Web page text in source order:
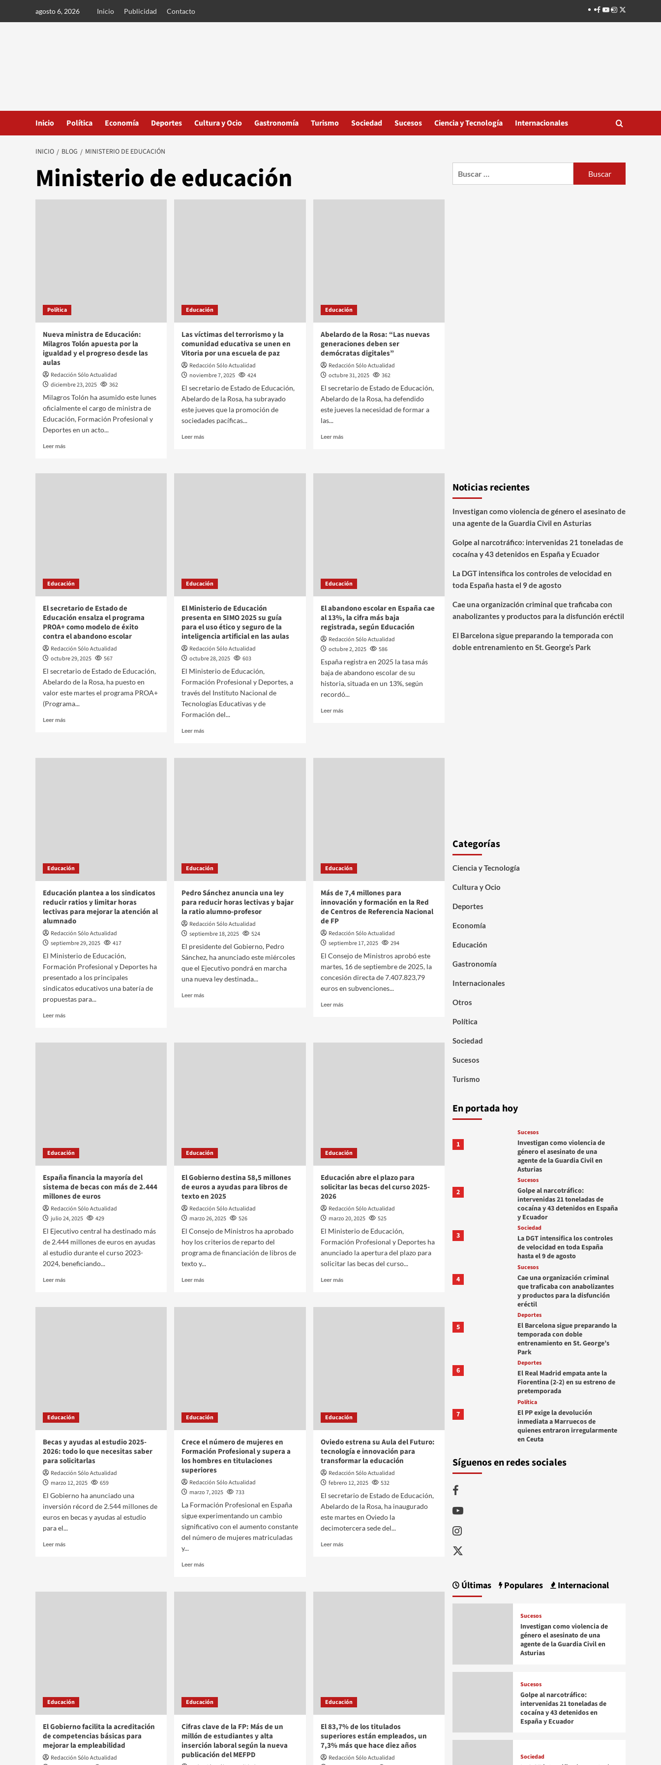
agosto 6, 2026 Inicio Publicidad Contacto Facebook
Youtube
Instagram
Twitter
Inicio Política Economía Deportes Cultura y Ocio Gastronomía Turismo Sociedad Sucesos Ciencia y Tecnología Internacionales
INICIO BLOG MINISTERIO DE EDUCACIÓN
Ministerio de educación
Política
Nueva ministra de Educación:
Milagros Tolón apuesta por la
igualdad y el progreso desde las
aulas
Redacción Sólo Actualidad
diciembre 23, 2025
362
Milagros Tolón ha asumido este lunes
oficialmente el cargo de ministra de
Educación, Formación Profesional y
Deportes en un acto...
Leer más
Educación
Las víctimas del terrorismo y la
comunidad educativa se unen en
Vitoria por una escuela de paz
Redacción Sólo Actualidad
noviembre 7, 2025
424
El secretario de Estado de Educación,
Abelardo de la Rosa, ha subrayado
este jueves que la promoción de
sociedades pacíficas...
Leer más
Educación
Abelardo de la Rosa: “Las nuevas
generaciones deben ser
demócratas digitales”
Redacción Sólo Actualidad
octubre 31, 2025
362
El secretario de Estado de Educación,
Abelardo de la Rosa, ha defendido
este jueves la necesidad de formar a
las...
Leer más
Educación
El secretario de Estado de
Educación ensalza el programa
PROA+ como modelo de éxito
contra el abandono escolar
Redacción Sólo Actualidad
octubre 29, 2025
567
El secretario de Estado de Educación,
Abelardo de la Rosa, ha puesto en
valor este martes el programa PROA+
(Programa...
Leer más
Educación
El Ministerio de Educación
presenta en SIMO 2025 su guía
para el uso ético y seguro de la
inteligencia artificial en las aulas
Redacción Sólo Actualidad
octubre 28, 2025
603
El Ministerio de Educación,
Formación Profesional y Deportes, a
través del Instituto Nacional de
Tecnologías Educativas y de
Formación del...
Leer más
Educación
El abandono escolar en España cae
al 13%, la cifra más baja
registrada, según Educación
Redacción Sólo Actualidad
octubre 2, 2025
586
España registra en 2025 la tasa más
baja de abandono escolar de su
historia, situada en un 13%, según
recordó...
Leer más
Educación
Educación plantea a los sindicatos
reducir ratios y limitar horas
lectivas para mejorar la atención al
alumnado
Redacción Sólo Actualidad
septiembre 29, 2025
417
El Ministerio de Educación,
Formación Profesional y Deportes ha
presentado a los principales
sindicatos educativos una batería de
propuestas para...
Leer más
Educación
Pedro Sánchez anuncia una ley
para reducir horas lectivas y bajar
la ratio alumno-profesor
Redacción Sólo Actualidad
septiembre 18, 2025
524
El presidente del Gobierno, Pedro
Sánchez, ha anunciado este miércoles
que el Ejecutivo pondrá en marcha
una nueva ley destinada...
Leer más
Educación
Más de 7,4 millones para
innovación y formación en la Red
de Centros de Referencia Nacional
de FP
Redacción Sólo Actualidad
septiembre 17, 2025
294
El Consejo de Ministros aprobó este
martes, 16 de septiembre de 2025, la
concesión directa de 7.407.823,79
euros en subvenciones...
Leer más
Educación
España financia la mayoría del
sistema de becas con más de 2.444
millones de euros
Redacción Sólo Actualidad
julio 24, 2025
429
El Ejecutivo central ha destinado más
de 2.444 millones de euros en ayudas
al estudio durante el curso 2023-
2024, beneficiando...
Leer más
Educación
El Gobierno destina 58,5 millones
de euros a ayudas para libros de
texto en 2025
Redacción Sólo Actualidad
marzo 26, 2025
526
El Consejo de Ministros ha aprobado
hoy los criterios de reparto del
programa de financiación de libros de
texto y...
Leer más
Educación
Educación abre el plazo para
solicitar las becas del curso 2025-
2026
Redacción Sólo Actualidad
marzo 20, 2025
525
El Ministerio de Educación,
Formación Profesional y Deportes ha
anunciado la apertura del plazo para
solicitar las becas del curso...
Leer más
Educación
Becas y ayudas al estudio 2025-
2026: todo lo que necesitas saber
para solicitarlas
Redacción Sólo Actualidad
marzo 12, 2025
659
El Gobierno ha anunciado una
inversión récord de 2.544 millones de
euros en becas y ayudas al estudio
para el...
Leer más
Educación
Crece el número de mujeres en
Formación Profesional y supera a
los hombres en titulaciones
superiores
Redacción Sólo Actualidad
marzo 7, 2025
733
La Formación Profesional en España
sigue experimentando un cambio
significativo con el aumento constante
del número de mujeres matriculadas
y...
Leer más
Educación
Oviedo estrena su Aula del Futuro:
tecnología e innovación para
transformar la educación
Redacción Sólo Actualidad
febrero 12, 2025
532
El secretario de Estado de Educación,
Abelardo de la Rosa, ha inaugurado
este martes en Oviedo la
decimotercera sede del...
Leer más
Educación
El Gobierno facilita la acreditación
de competencias básicas para
mejorar la empleabilidad
Redacción Sólo Actualidad
Educación
Cifras clave de la FP: Más de un
millón de estudiantes y alta
inserción laboral según la nueva
publicación del MEFPD
Educación
El 83,7% de los titulados
superiores están empleados, un
7,3% más que hace diez años
Redacción Sólo Actualidad
Noticias recientes
Investigan como violencia de género el asesinato de
una agente de la Guardia Civil en Asturias
Golpe al narcotráfico: intervenidas 21 toneladas de
cocaína y 43 detenidos en España y Ecuador
La DGT intensifica los controles de velocidad en
toda España hasta el 9 de agosto
Cae una organización criminal que traficaba con
anabolizantes y productos para la disfunción eréctil
El Barcelona sigue preparando la temporada con
doble entrenamiento en St. George’s Park
Categorías
Ciencia y Tecnología
Cultura y Ocio
Deportes
Economía
Educación
Gastronomía
Internacionales
Otros
Política
Sociedad
Sucesos
Turismo
En portada hoy
1
Sucesos
Investigan como violencia de
género el asesinato de una
agente de la Guardia Civil en
Asturias
2
Sucesos
Golpe al narcotráfico:
intervenidas 21 toneladas de
cocaína y 43 detenidos en España
y Ecuador
3
Sociedad
La DGT intensifica los controles
de velocidad en toda España
hasta el 9 de agosto
4
Sucesos
Cae una organización criminal
que traficaba con anabolizantes
y productos para la disfunción
eréctil
5
Deportes
El Barcelona sigue preparando la
temporada con doble
entrenamiento en St. George’s
Park
6
Deportes
El Real Madrid empata ante la
Fiorentina (2-2) en su estreno de
pretemporada
7
Política
El PP exige la devolución
inmediata a Marruecos de
quienes entraron irregularmente
en Ceuta
Síguenos en redes sociales
Facebook
Youtube
Instagram
Twitter
Últimas Populares Internacional
Sucesos
Investigan como violencia de
género el asesinato de una
agente de la Guardia Civil en
Asturias
Sucesos
Golpe al narcotráfico:
intervenidas 21 toneladas de
cocaína y 43 detenidos en
España y Ecuador
Sociedad